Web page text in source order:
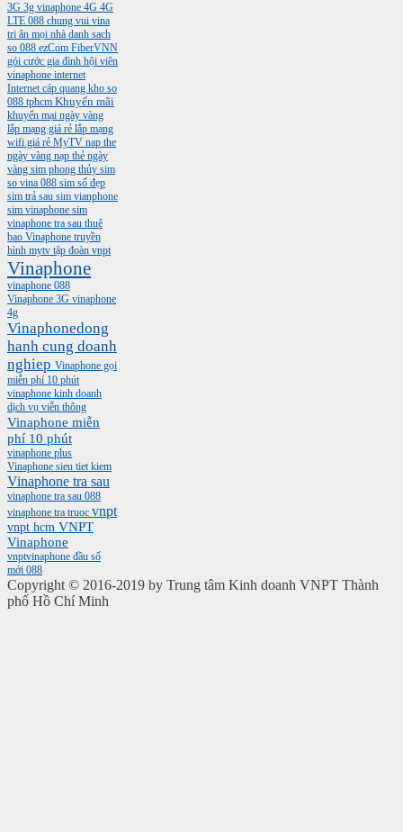
3G 3g vinaphone 4G 4G
LTE 088 chung vui vina
tri ân mọi nhà danh sach
so 088 ezCom FiberVNN
gói cước gia đình hội viên
vinaphone internet
Internet cáp quang kho so
088 tphcm Khuyến mãi
khuyến mại ngày vàng
lắp mạng giá rẻ lắp mạng
wifi giá rẻ MyTV nap the
ngày vàng nạp thẻ ngày
vàng sim phong thủy sim
so vina 088 sim số đẹp
sim trả sau sim vianphone
sim vinaphone sim
vinaphone tra sau thuê
bao Vinaphone truyền
hình mytv tập đoàn vnpt
Vinaphone
vinaphone 088
Vinaphone 3G vinaphone
4g
Vinaphonedong
hanh cung doanh
nghiep Vinaphone gọi
miễn phí 10 phút
vinaphone kinh doanh
dịch vụ viễn thông
Vinaphone miễn
phí 10 phút
vinaphone plus
Vinaphone sieu tiet kiem
Vinaphone tra sau
vinaphone tra sau 088
vinaphone tra truoc vnpt
vnpt hcm VNPT
Vinaphone
vnptvinaphone đầu số
mới 088
Copyright © 2016-2019 by Trung tâm Kinh doanh VNPT Thành
phố Hồ Chí Minh